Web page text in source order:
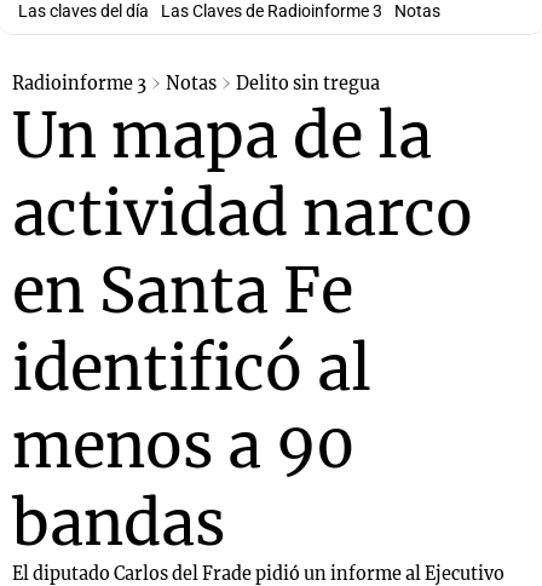
Las claves del día Las Claves de Radioinforme 3 Notas
Radioinforme 3 Notas Delito sin tregua
Un mapa de la
actividad narco
en Santa Fe
identificó al
menos a 90
bandas
El diputado Carlos del Frade pidió un informe al Ejecutivo